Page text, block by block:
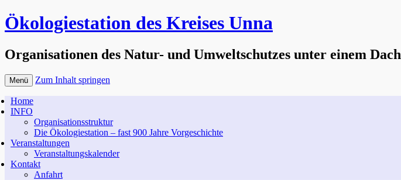
Ökologiestation des Kreises Unna
Organisationen des Natur- und Umweltschutzes unter einem Dach
Menü Zum Inhalt springen
Home
INFO
Organisationsstruktur
Die Ökologiestation – fast 900 Jahre Vorgeschichte
Veranstaltungen
Veranstaltungskalender
Kontakt
Anfahrt